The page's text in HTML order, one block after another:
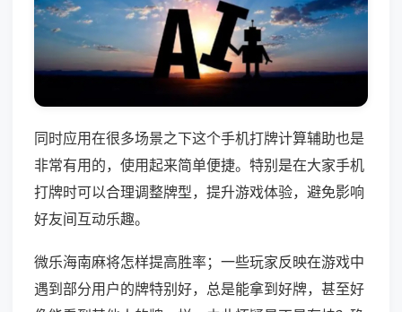
同时应用在很多场景之下这个手机打牌计算辅助也是
非常有用的，使用起来简单便捷。特别是在大家手机
打牌时可以合理调整牌型，提升游戏体验，避免影响
好友间互动乐趣。
微乐海南麻将怎样提高胜率；一些玩家反映在游戏中
遇到部分用户的牌特别好，总是能拿到好牌，甚至好